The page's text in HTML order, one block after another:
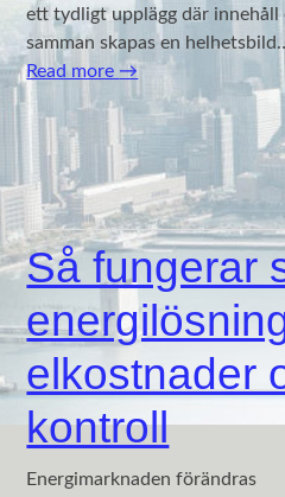
ett tydligt upplägg där innehåll
samman skapas en
Read more →
Så fungerar
elkostnader
kontroll
Energimarknaden förändras